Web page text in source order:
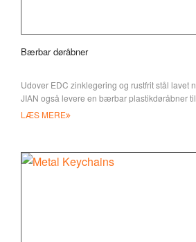
Bærbar døråbner
Udover EDC zinklegering og rustfrit stål lavet
JIAN også levere en bærbar plastikdøråbner
LÆS MERE